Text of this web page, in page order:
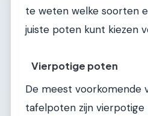
te weten welke soorten
juiste poten kunt kiezen
Vierpotige poten
De meest voorkomende
tafelpoten zijn